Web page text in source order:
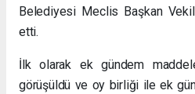
Belediyesi Meclis Başkan
etti.
İlk olarak ek gündem
görüşüldü ve oy birliği ile ek